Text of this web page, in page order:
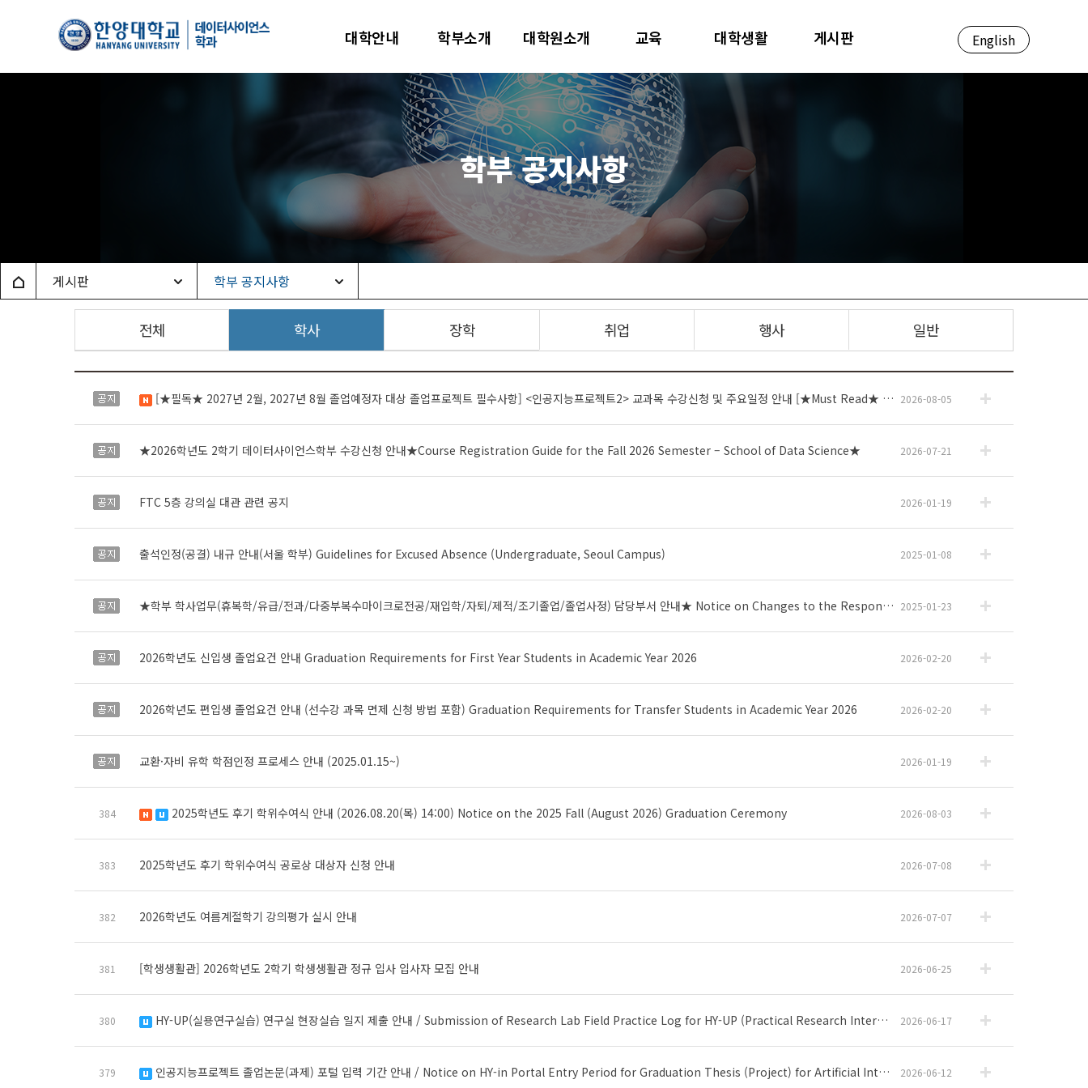
한양대학교
대학안내 학부소개 대학원소개 교육 대학생활 게시판 English
학부 공지사항
Home 게시판 학부 공지사항
전체 학사 장학 취업 행사 일반
공지 새 글[★필독★ 2027년 2월, 2027년 8월 졸업예정자 대상 졸업프로젝트 필수사항] <인공지능프로젝트2> 교과목 수강신청 및 주요일정 안내 [★Must Read★ Graduation Project Requirements for Students Expected to Graduating in Feb 2026,Aug 2027]<Artificial Intelligence Project2> Guiding of the registration and schedule 2026-08-05
공지 ★2026학년도 2학기 데이터사이언스학부 수강신청 안내★Course Registration Guide for the Fall 2026 Semester – School of Data Science★ 2026-07-21
공지 FTC 5층 강의실 대관 관련 공지 2026-01-19
공지 출석인정(공결) 내규 안내(서울 학부) Guidelines for Excused Absence (Undergraduate, Seoul Campus) 2025-01-08
공지 ★학부 학사업무(휴복학/유급/전과/다중부복수마이크로전공/재입학/자퇴/제적/조기졸업/졸업사정) 담당부서 안내★ Notice on Changes to the Responsible Office for Undergraduate Academic Affairs 2025-01-23
공지 2026학년도 신입생 졸업요건 안내 Graduation Requirements for First Year Students in Academic Year 2026 2026-02-20
공지 2026학년도 편입생 졸업요건 안내 (선수강 과목 면제 신청 방법 포함) Graduation Requirements for Transfer Students in Academic Year 2026 2026-02-20
공지 교환·자비 유학 학점인정 프로세스 안내 (2025.01.15~) 2026-01-19
384 새 글수정됨2025학년도 후기 학위수여식 안내 (2026.08.20(목) 14:00) Notice on the 2025 Fall (August 2026) Graduation Ceremony 2026-08-03
383 2025학년도 후기 학위수여식 공로상 대상자 신청 안내 2026-07-08
382 2026학년도 여름계절학기 강의평가 실시 안내 2026-07-07
381 [학생생활관] 2026학년도 2학기 학생생활관 정규 입사 입사자 모집 안내 2026-06-25
380 수정됨HY-UP(실용연구실습) 연구실 현장실습 일지 제출 안내 / Submission of Research Lab Field Practice Log for HY-UP (Practical Research Internship) 2026-06-17
379 수정됨인공지능프로젝트 졸업논문(과제) 포털 입력 기간 안내 / Notice on HY-in Portal Entry Period for Graduation Thesis (Project) for Artificial Intelligence Project 2026-06-12